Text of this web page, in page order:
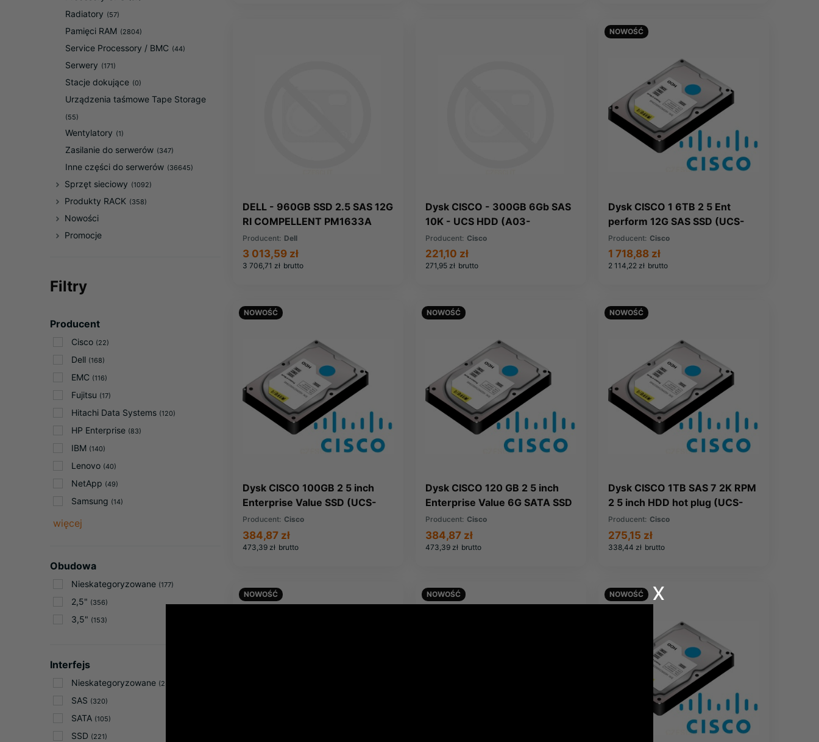
Radiatory (57)
Pamięci RAM (2804)
Service Processory / BMC (44)
Serwery (171)
Stacje dokujące (0)
Urządzenia taśmowe Tape Storage
(55)
Wentylatory (1)
Zasilanie do serwerów (347)
Inne części do serwerów (36645)
Sprzęt sieciowy (1092)
Produkty RACK (358)
Nowości
Promocje
Filtry
Producent
Cisco (22)
Dell (168)
EMC (116)
Fujitsu (17)
Hitachi Data Systems (120)
HP Enterprise (83)
IBM (140)
Lenovo (40)
NetApp (49)
Samsung (14)
więcej
Obudowa
Nieskategoryzowane (177)
2,5" (356)
3,5" (153)
Interfejs
Nieskategoryzowane (23)
SAS (320)
SATA (105)
SSD (221)
DELL - 960GB SSD 2.5 SAS 12G
RI COMPELLENT PM1633A
VMN7Y (VMN7Y-
COMPELLENT)
Producent: Dell
3 706,71 zł brutto
3 013,59 zł
Dysk CISCO - 300GB 6Gb SAS
10K - UCS HDD (A03-
D300GA2=)
Producent: Cisco
271,95 zł brutto
221,10 zł
Dysk CISCO 1 6TB 2 5 Ent
perform 12G SAS SSD (UCS-
SD16H123X-EP)
Producent: Cisco
2 114,22 zł brutto
1 718,88 zł
NOWOŚĆ
Dysk CISCO 100GB 2 5 inch
Enterprise Value SSD (UCS-
SD100G0KA2-G)
Producent: Cisco
473,39 zł brutto
384,87 zł
NOWOŚĆ
Dysk CISCO 120 GB 2 5 inch
Enterprise Value 6G SATA SSD
(UCS-SD120G0KS2-EV)
Producent: Cisco
473,39 zł brutto
384,87 zł
NOWOŚĆ
Dysk CISCO 1TB SAS 7 2K RPM
2 5 inch HDD hot plug (UCS-
HD1T7KS2-E)
Producent: Cisco
338,44 zł brutto
275,15 zł
NOWOŚĆ
NOWOŚĆ NOWOŚĆ NOWOŚĆ x